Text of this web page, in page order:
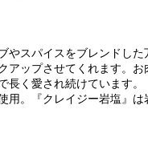
やスパイスをブレンドし
アップさせてくれます。
長く愛され続けています。
。『クレイジー岩塩』